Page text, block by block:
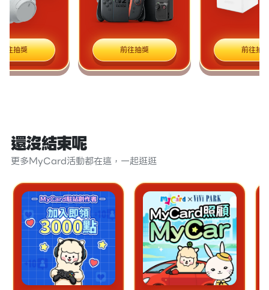
獎 前往抽獎 前往抽獎
還沒結束呢
更多MyCard活動都在這，一起逛逛